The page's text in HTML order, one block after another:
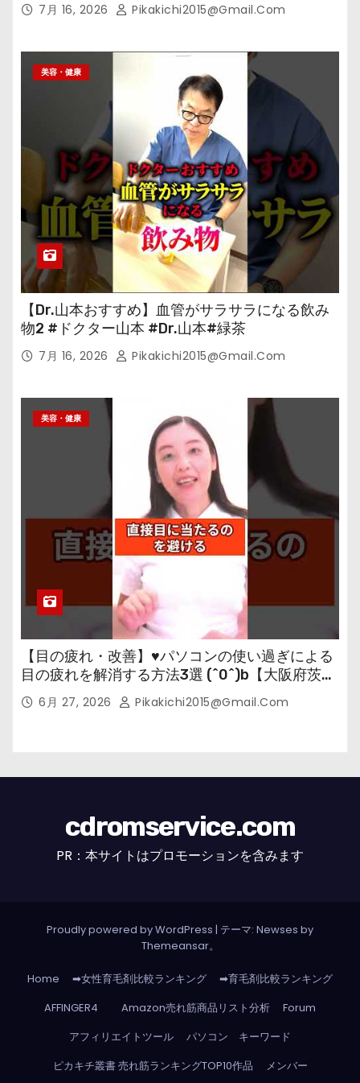
7月 16, 2026 Pikakichi2015@gmail.com
美容・健康
【Dr.山本おすすめ】血管がサラサラになる飲み
物2 #ドクター山本 #Dr.山本#緑茶
7月 16, 2026 Pikakichi2015@gmail.com
美容・健康
【目の疲れ・改善】♥パソコンの使い過ぎによる
目の疲れを解消する方法3選 (^0^)b【大阪府茨木
市の女性・美容鍼灸・整体師が教えます。】
6月 27, 2026 Pikakichi2015@gmail.com
cdromservice.com
PR：本サイトはプロモーションを含みます
Proudly powered by WordPress | テーマ: Newses by
Themeansar。
Home ➡女性育毛剤比較ランキング
➡育毛剤比較ランキング
AFFINGER4
Amazon売れ筋商品リスト分析
Forum
アフィリエイトツール
パソコン キーワード
ピカキチ叢書 売れ筋ランキングTOP10作品
メンバー